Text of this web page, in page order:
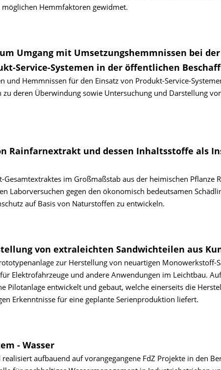
Hemmfaktoren gewidmet.
Umgang mit Umsetzungshemmnissen bei
Service-Systemen in der öffentlichen
und Hemmnissen für den Einsatz von Produkt-Service-
zu deren Überwindung sowie Untersuchung und Darstellung
Rainfarnextrakt und dessen Inhaltsstoffe als
Gesamtextraktes im Großmaßstab aus der heimischen Pflanze
Laborversuchen gegen den ökonomisch bedeutsamen
auf Basis von Naturstoffen zu entwickeln.
von extraleichten Sandwichteilen aus
zur Herstellung von neuartigen Monowerkstoff-
Elektrofahrzeuge und andere Anwendungen im Leichtbau.
Pilotanlage entwickelt und gebaut, welche einerseits die
Erkenntnisse für eine geplante Serienproduktion liefert.
- Wasser
realisiert aufbauend auf vorangegangene FdZ Projekte in den